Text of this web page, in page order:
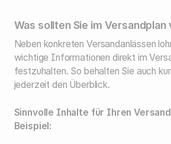
Was sollten Sie im Versandplan
Neben konkreten Versandanlässen
wichtige Informationen direkt im
festzuhalten. So behalten Sie auch
jederzeit den Überblick.
Sinnvolle Inhalte für Ihren
Beispiel: